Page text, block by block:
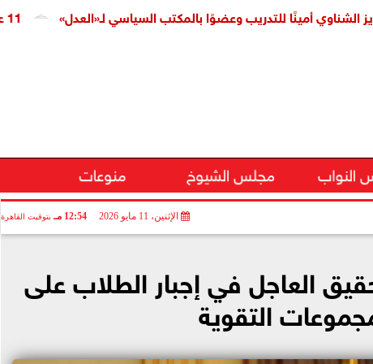
11 عامًا على افتتاح قناة السويس الجديدة.. النائبة مروة قنصوة: رؤية الدولة حولت الممر الملاحي إلى مركز اقتصادي عالمي أمينًا للتدريب وعضوًا بالمكتب السياسي لـ«العدل»
النواب مجلس الشيوخ منوعات
الإثنين، 11 مايو 2026 12:54 مـ بتوقيت القاهرة
العاجل في إجبار الطلاب على
التقوية